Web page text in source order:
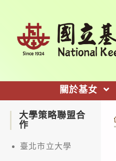
關於基女
大學策略聯盟合
作
臺北市立大學